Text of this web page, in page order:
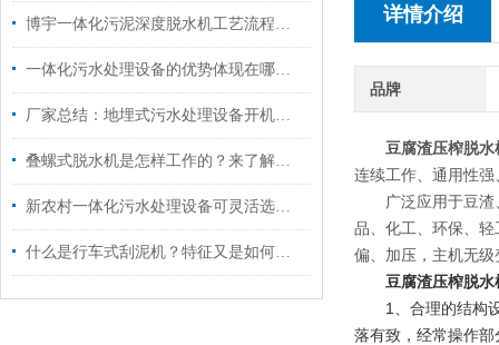
博宇一体化污泥深度脱水机工艺流程图解
一体化污水处理设备的优势体现在哪些方面？
厂家总结：地埋式污水处理设备开机步骤
叠螺式脱水机是怎样工作的？来了解一下吧
新农村一体化污水处理设备可灵活选择工艺
什么是行车式刮泥机？特征又是如何的？
详情介绍
品牌
豆腐渣压榨脱水
连续工作、通用性
广泛应用于豆渣、
品、化工、环保、
偏、加压，主机无
豆腐渣压榨脱水
1、合理的结构设
落有致，经常操作